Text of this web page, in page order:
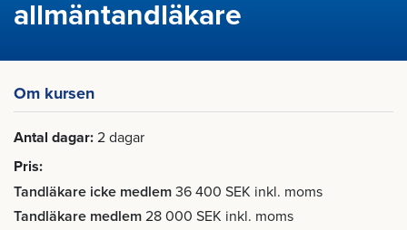
allmäntandläkare
Om kursen
Antal dagar 2 dagar
Pris
Tandläkare icke medlem 36 400 SEK inkl. moms
Tandläkare medlem 28 000 SEK inkl. moms